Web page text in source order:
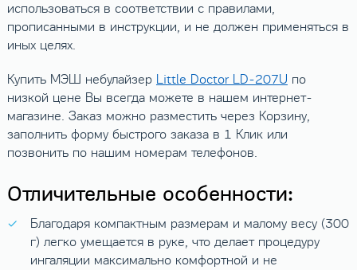
использоваться в соответствии с правилами,
прописанными в инструкции, и не должен применяться в
иных целях.
Купить МЭШ небулайзер Little Doctor LD-207U по
низкой цене Вы всегда можете в нашем интернет-
магазине. Заказ можно разместить через Корзину,
заполнить форму быстрого заказа в 1 Клик или
позвонить по нашим номерам телефонов.
Отличительные особенности:
Благодаря компактным размерам и малому весу (300
г) легко умещается в руке, что делает процедуру
ингаляции максимально комфортной и не